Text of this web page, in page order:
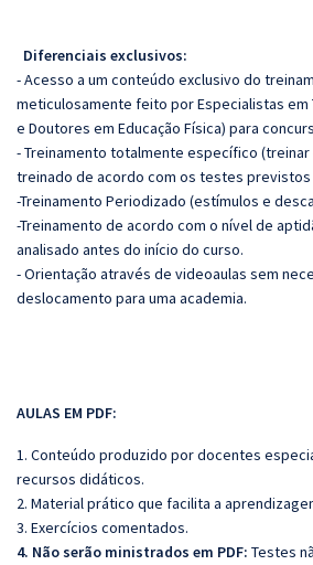
Diferenciais exclusivos:
- Acesso a um conteúdo exclusivo do
meticulosamente feito por Especialistas em
e Doutores em Educação Física) para
- Treinamento totalmente específico
treinado de acordo com os testes previstos
-Treinamento Periodizado (estímulos e
-Treinamento de acordo com o nível de
analisado antes do início do curso.
- Orientação através de videoaulas sem
deslocamento para uma academia.
AULAS EM PDF:
1. Conteúdo produzido por docentes
recursos didáticos.
2. Material prático que facilita a
3. Exercícios comentados.
4. Não serão ministrados em PDF: Testes